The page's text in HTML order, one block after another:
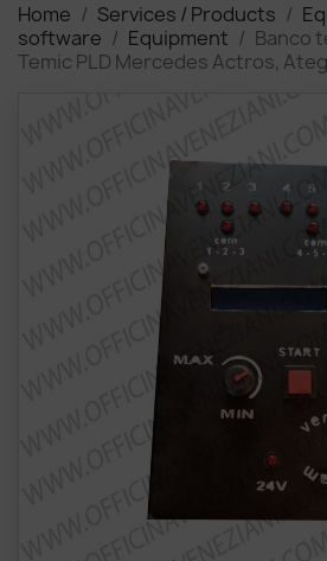
Home Services / Products
software
Equipment
Banco
Temic PLD Mercedes Actros,